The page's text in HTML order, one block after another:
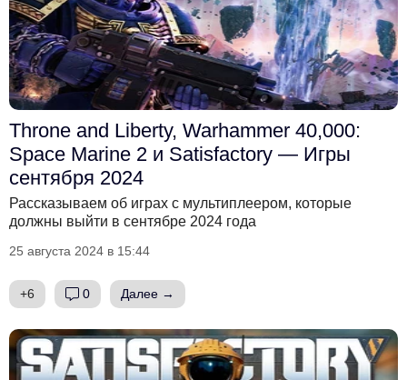
Throne and Liberty, Warhammer 40,000:
Space Marine 2 и Satisfactory — Игры
сентября 2024
Рассказываем об играх с мультиплеером, которые
должны выйти в сентябре 2024 года
25 августа 2024 в 15:44
+6 0 Далее →